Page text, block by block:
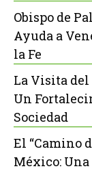
Obispo de
Ayuda a
la Fe
La Visita del
Un
Sociedad
El “Camino
México: